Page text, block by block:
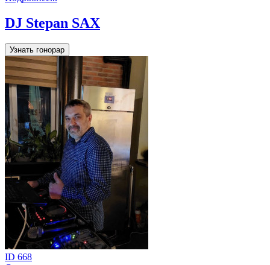
DJ Stepan SAX
Узнать гонорар
ID 668